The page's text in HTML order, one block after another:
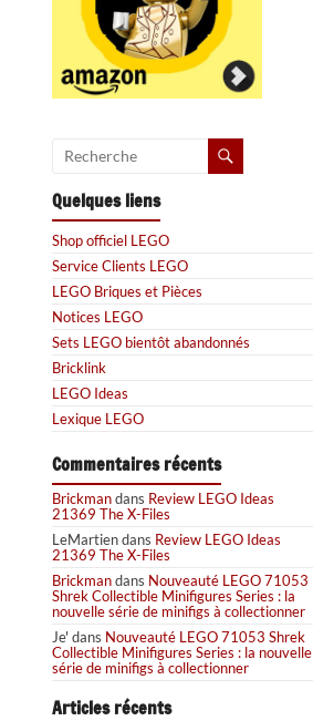
Quelques liens
Shop officiel LEGO
Service Clients LEGO
LEGO Briques et Pièces
Notices LEGO
Sets LEGO bientôt abandonnés
Bricklink
LEGO Ideas
Lexique LEGO
Commentaires récents
Brickmandans Review LEGO Ideas
21369 The X-Files
LeMartiendans Review LEGO Ideas
21369 The X-Files
Brickmandans Nouveauté LEGO 71053
Shrek Collectible Minifigures Series : la
nouvelle série de minifigs à collectionner
Je' dans Nouveauté LEGO 71053 Shrek
Collectible Minifigures Series : la nouvelle
série de minifigs à collectionner
Articles récents